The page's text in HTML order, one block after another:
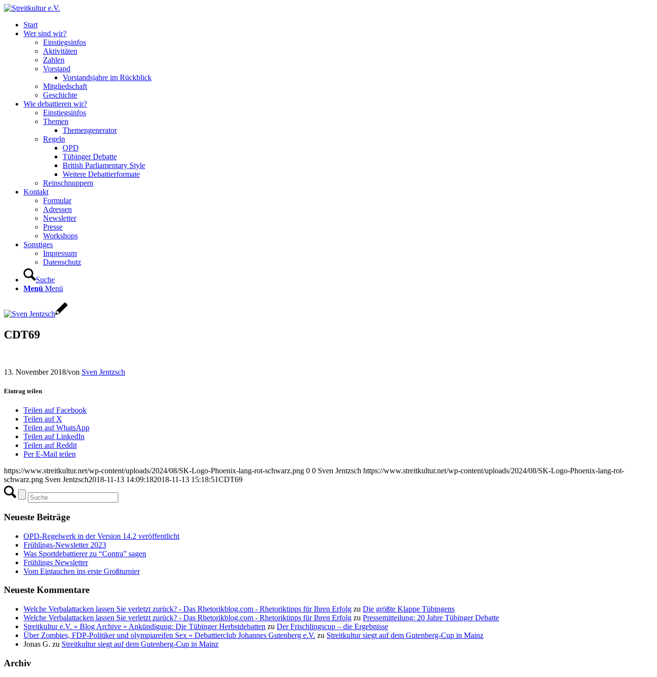
Start
Wer sind wir?
Einstiegsinfos
Aktivitäten
Zahlen
Vorstand
Vorstandsjahre im Rückblick
Mitgliedschaft
Geschichte
Wie debattieren wir?
Einstiegsinfos
Themen
Themengenerator
Regeln
OPD
Tübinger Debatte
British Parliamentary Style
Weitere Debattierformate
Reinschnuppern
Kontakt
Formular
Adressen
Newsletter
Presse
Workshops
Sonstiges
Impressum
Datenschutz
Suche
Menü Menü
CDT69
13. November 2018/von Sven Jentzsch
Eintrag teilen
Teilen auf Facebook
Teilen auf X
Teilen auf WhatsApp
Teilen auf LinkedIn
Teilen auf Reddit
Per E-Mail teilen
https://www.streitkultur.net/wp-content/uploads/2024/08/SK-Logo-Phoenix-lang-rot-schwarz.png 0 0 Sven Jentzsch https://www.streitkultur.net/wp-content/uploads/2024/08/SK-Logo-Phoenix-lang-rot-
schwarz.png Sven Jentzsch2018-11-13 14:09:182018-11-13 15:18:51CDT69
Neueste Beiträge
OPD-Regelwerk in der Version 14.2 veröffentlicht
Frühlings-Newsletter 2023
Was Sportdebattierer zu “Contra” sagen
Frühlings Newsletter
Vom Eintauchen ins erste Großturnier
Neueste Kommentare
Welche Verbalattacken lassen Sie verletzt zurück? - Das Rhetorikblog.com - Rhetoriktipps für Ihren Erfolg zu Die größte Klappe Tübingens
Welche Verbalattacken lassen Sie verletzt zurück? - Das Rhetorikblog.com - Rhetoriktipps für Ihren Erfolg zu Pressemitteilung: 20 Jahre Tübinger Debatte
Streitkultur e.V. » Blog Archive » Ankündigung: Die Tübinger Herbstdebatten zu Der Frischlingscup – die Ergebnisse
Über Zombies, FDP-Politiker und olympiareifen Sex » Debattierclub Johannes Gutenberg e.V. zu Streitkultur siegt auf dem Gutenberg-Cup in Mainz
Jonas G. zu Streitkultur siegt auf dem Gutenberg-Cup in Mainz
Archiv